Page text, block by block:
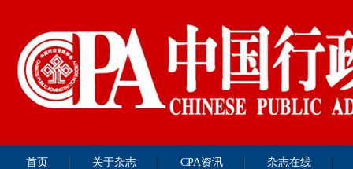
首页 关于杂志 CPA资讯 杂志在线